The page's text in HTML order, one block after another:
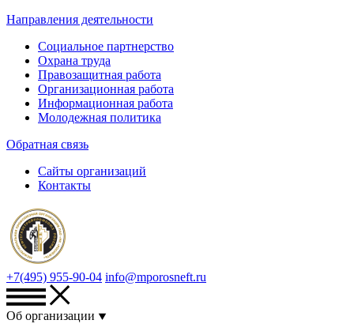
Направления деятельности
Социальное партнерство
Охрана труда
Правозащитная работа
Организационная работа
Информационная работа
Молодежная политика
Обратная связь
Сайты организаций
Контакты
+7(495) 955-90-04 info@mporosneft.ru
Об организации